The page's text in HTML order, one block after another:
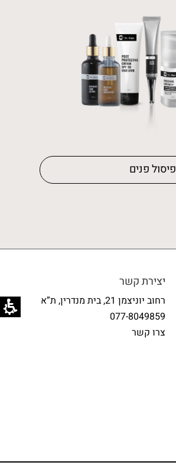
פיסול פנים
יצירת קשר
רחוב יוניצמן 21, בית מנדרין, ת”א
077-8049859
צרו קשר